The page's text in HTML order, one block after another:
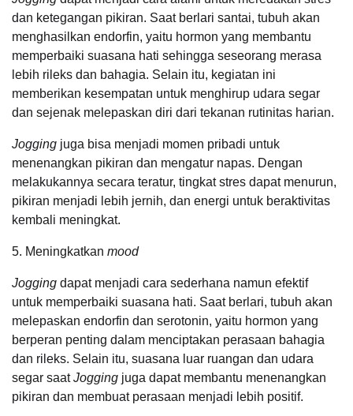
dan ketegangan pikiran. Saat berlari santai, tubuh akan
menghasilkan endorfin, yaitu hormon yang membantu
memperbaiki suasana hati sehingga seseorang merasa
lebih rileks dan bahagia. Selain itu, kegiatan ini
memberikan kesempatan untuk menghirup udara segar
dan sejenak melepaskan diri dari tekanan rutinitas harian.
Jogging juga bisa menjadi momen pribadi untuk
menenangkan pikiran dan mengatur napas. Dengan
melakukannya secara teratur, tingkat stres dapat menurun,
pikiran menjadi lebih jernih, dan energi untuk beraktivitas
kembali meningkat.
5. Meningkatkan mood
Jogging dapat menjadi cara sederhana namun efektif
untuk memperbaiki suasana hati. Saat berlari, tubuh akan
melepaskan endorfin dan serotonin, yaitu hormon yang
berperan penting dalam menciptakan perasaan bahagia
dan rileks. Selain itu, suasana luar ruangan dan udara
segar saatJogging juga dapat membantu menenangkan
pikiran dan membuat perasaan menjadi lebih positif.